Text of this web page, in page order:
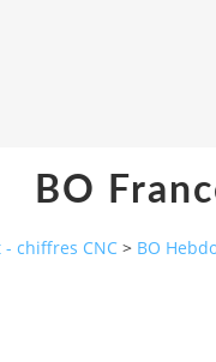
BO
chiffres CNC > BO